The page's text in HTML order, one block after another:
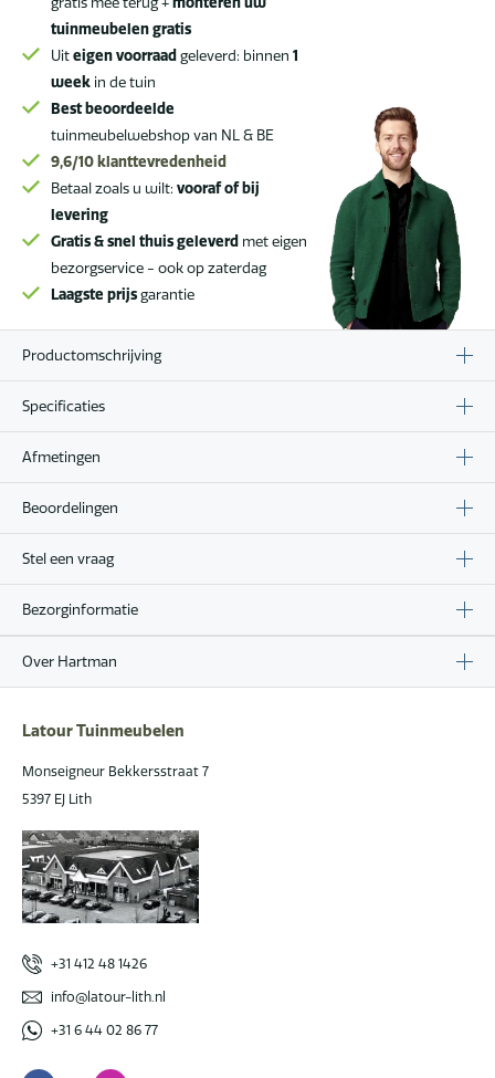
tuinmeubelen gratis
Uiteigen voorraadgeleverd: binnen 1
week in de tuin
Best beoordeelde
tuinmeubelwebshop van NL & BE
9,6/10klanttevredenheid
Betaal zoals u wilt: vooraf of bij
levering
Gratis & snel thuis geleverd met eigen
bezorgservice - ook op zaterdag
Laagste prijsgarantie
Productomschrijving
Specificaties
Afmetingen
Beoordelingen
Stel een vraag
Bezorginformatie
Over Hartman
Latour Tuinmeubelen
Monseigneur Bekkersstraat 7
5397 EJ Lith
+31 412 48 1426
info@latour-lith.nl
+31 6 44 02 86 77